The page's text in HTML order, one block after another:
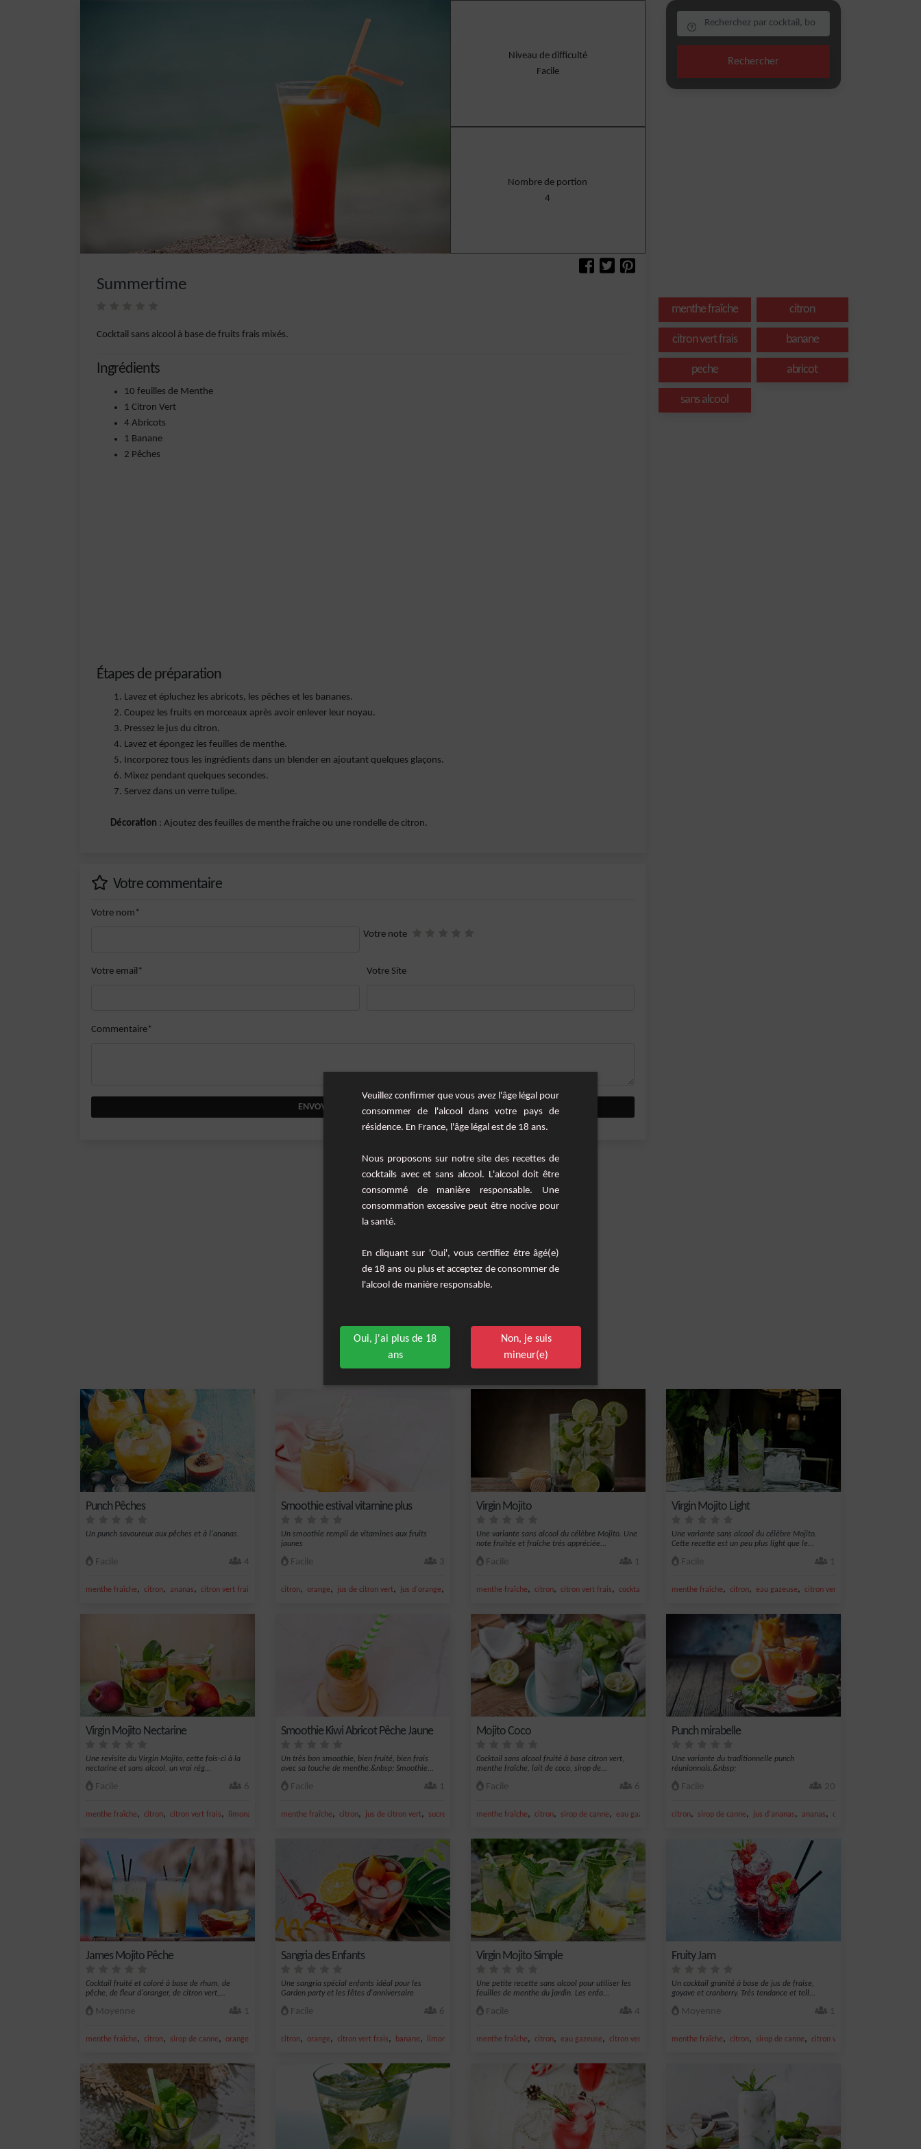
Niveau de difficulté
Facile
Nombre de portion
4
Summertime
Cocktail sans alcool à base de fruits frais mixés.
Ingrédients
10 feuilles de Menthe
1 Citron Vert
4 Abricots
1 Banane
2 Pêches
Étapes de préparation
Lavez et épluchez les abricots, les pêches et les bananes.
Coupez les fruits en morceaux après avoir enlever leur noyau.
Pressez le jus du citron.
Lavez et épongez les feuilles de menthe.
Incorporez tous les ingrédients dans un blender en ajoutant quelques glaçons.
Mixez pendant quelques secondes.
Servez dans un verre tulipe.
Décoration : Ajoutez des feuilles de menthe fraîche ou une rondelle de citron.
Votre commentaire
Votre nom*
Votre note
Votre email* Votre Site
Commentaire*
ENVOYER VOTRE COMMENTAIRE
Rechercher
menthe fraîche citron
citron vert frais banane
peche abricot
sans alcool
Les cocktails similaires
Punch Pêches
Un punch savoureux aux pêches et à l'ananas.
Facile 4
menthe fraîche, citron, ananas, citron vert frais
Smoothie estival vitamine plus
Un smoothie rempli de vitamines aux fruits
jaunes
Facile 3
citron, orange, jus de citron vert, jus d'orange,
Virgin Mojito
Une variante sans alcool du célèbre Mojito. Une
note fruitée et fraîche très appréciée...
Facile 1
menthe fraîche, citron, citron vert frais, cocktail mojito ,limonade
Virgin Mojito Light
Une variante sans alcool du célèbre Mojito.
Cette recette est un peu plus light que le...
Facile 1
menthe fraîche, citron, eau gazeuse, citron vert frais
Virgin Mojito Nectarine
Une revisite du Virgin Mojito, cette fois-ci à la
nectarine et sans alcool, un vrai rég...
Facile 6
menthe fraîche, citron, citron vert frais, limonade nectarine
Smoothie Kiwi Abricot Pêche Jaune
Un très bon smoothie, bien fruité, bien frais
avec sa touche de menthe.&nbsp; Smoothie...
Facile 1
menthe fraîche, citron, jus de citron vert, sucre
Mojito Coco
Cocktail sans alcool fruité à base citron vert,
menthe fraîche, lait de coco, sirop de...
Facile 6
menthe fraîche, citron, sirop de canne, eau gazeuse lait de coco
Punch mirabelle
Une variante du traditionnelle punch
réunionnais.&nbsp;
Facile 20
citron, sirop de canne, jus d'ananas, ananas, orange
James Mojito Pêche
Cocktail fruité et coloré à base de rhum, de
pêche, de fleur d'oranger, de citron vert,...
Moyenne 1
menthe fraîche, citron, sirop de canne, orange citron vert frais
Sangria des Enfants
Une sangria spécial enfants idéal pour les
Garden party et les fêtes d'anniversaire
Facile 6
citron, orange, citron vert frais, banane, limonade
Virgin Mojito Simple
Une petite recette sans alcool pour utiliser les
feuilles de menthe du jardin. Les enfa...
Facile 4
menthe fraîche, citron, eau gazeuse, citron vert frais sucre
Fruity Jam
Un cocktail granité à base de jus de fraise,
goyave et cranberry. Très tendance et tell...
Moyenne 1
menthe fraîche, citron, sirop de canne, citron vert frais
Veuillez confirmer que vous avez l'âge légal pour
consommer de l'alcool dans votre pays de
résidence. En France, l'âge légal est de 18 ans.
Nous proposons sur notre site des recettes de
cocktails avec et sans alcool. L'alcool doit être
consommé de manière responsable. Une
consommation excessive peut être nocive pour
la santé.
En cliquant sur 'Oui', vous certifiez être âgé(e)
de 18 ans ou plus et acceptez de consommer de
l'alcool de manière responsable.
Oui, j'ai plus de 18
ans
Non, je suis
mineur(e)